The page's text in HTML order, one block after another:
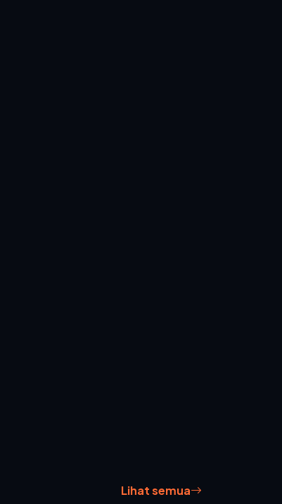
Lihat semua